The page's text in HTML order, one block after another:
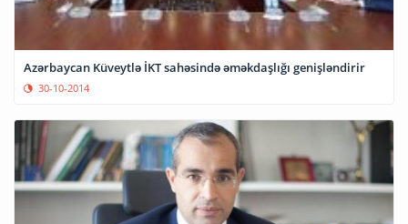
Azərbaycan Küveytlə İKT sahəsində əməkdaşlığı genişləndirir
30-10-2014